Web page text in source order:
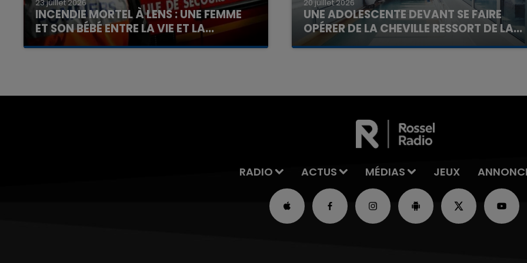
23 juillet 2026
INCENDIE MORTEL À LENS : UNE FEMME
ET SON BÉBÉ ENTRE LA VIE ET LA...
Un homme s'est immolé par le feu après avoir
20 juillet 2026
UNE ADOLESCENTE DEVANT SE FAIRE
OPÉRER DE LA CHEVILLE RESSORT DE LA...
La famille a porté plainte contre la clinique qui a
RADIO ACTUS MÉDIAS JEUX